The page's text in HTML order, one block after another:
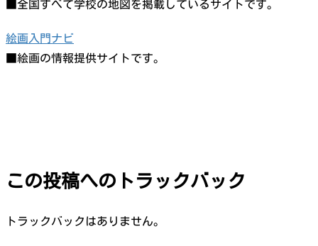
■全国すべて学校の地図を掲載しているサイトです。
絵画入門ナビ
■絵画の情報提供サイトです。
この投稿へのトラックバック
トラックバックはありません。